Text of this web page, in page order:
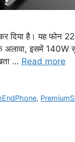
दिया है। यह फोन
इसमें 140W
… Read more
,